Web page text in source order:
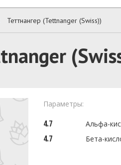
Теттнангер (Tettnanger (Swiss))
Параметры:
4.7 Альфа-
4.7 Бета-